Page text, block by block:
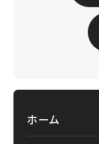
ホーム